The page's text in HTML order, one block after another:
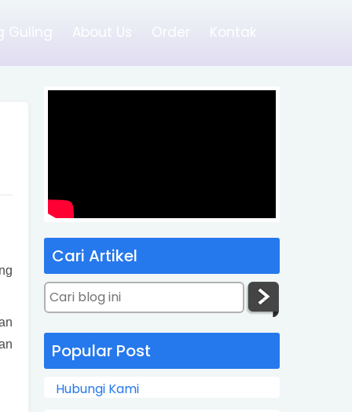
Guling About Us Order Kontak
Cari Artikel
Popular Post
Hubungi Kami